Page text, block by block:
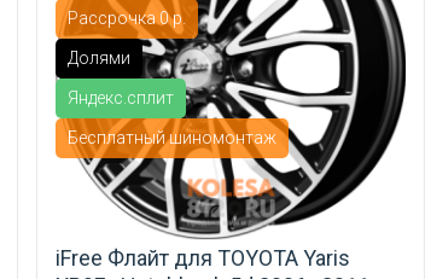
Рассрочка 0 р.
Долями
Яндекс.сплит
Бесплатный шиномонтаж
iFree Флайт для TOYOTA Yaris